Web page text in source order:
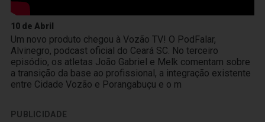
10 de Abril
Um novo produto chegou à Vozão TV! O PodFalar,
Alvinegro, podcast oficial do Ceará SC. No terceiro
episódio, os atletas João Gabriel e Melk comentam sobre
a transição da base ao profissional, a integração existente
entre Cidade Vozão e Porangabuçu e o m
PUBLICIDADE